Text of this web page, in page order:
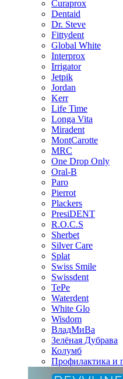
Curaprox
Dentaid
Dr. Steve
Fittydent
Global White
Interprox
Irrigator
Jetpik
Jordan
Kerr
Life Time
Longa Vita
Miradent
MontCarotte
MRC
One Drop Only
Oral-B
Paro
Pierrot
Plackers
PresiDENT
R.O.C.S
Sherbet
Silver Care
Splat
Swiss Smile
Swissdent
TePe
Waterdent
White Glo
Wisdom
ВладМиВа
Зелёная Дубрава
Колумб
Профилактика и